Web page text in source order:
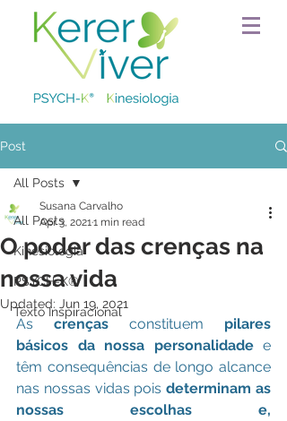
Post
All Posts
Kinesiologia
PSYCH-K®
Texto Inspiracional
All Posts
O poder das crenças na
nossa vida
Susana Carvalho
Apr 3, 20211 min read
Updated: Jun 19, 2021
As crenças constituem pilares
básicos da nossa personalidade e
têm consequências de longo alcance
nas nossas vidas pois determinam as
nossas escolhas e,